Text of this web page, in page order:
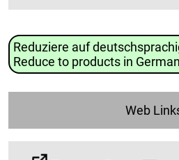
Reduziere auf
Reduce to products in
Web